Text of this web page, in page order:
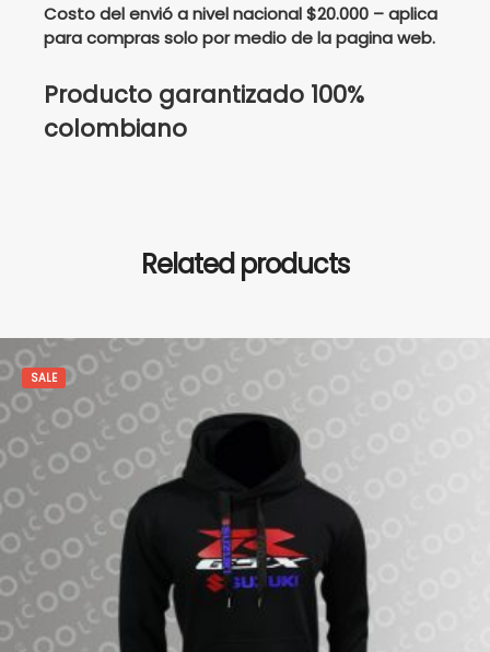
Costo del envió a nivel nacional $20.000 – aplica
para compras solo por medio de la pagina web.
Producto garantizado 100%
colombiano
Related products
SALE